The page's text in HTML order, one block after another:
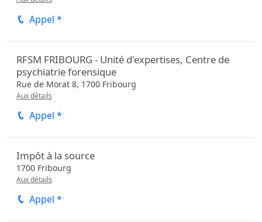
Appel *
RFSM FRIBOURG - Unité d'expertises, Centre de
psychiatrie forensique
Rue de Morat 8, 1700 Fribourg
Aux détails
Appel *
Impôt à la source
1700 Fribourg
Aux détails
Appel *